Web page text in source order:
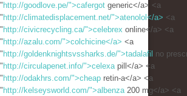
http://goodlove.pe/">cafergot generic</a> <a
http://climatedisplacement.net/">atenolol</a> <a
http://civicrecycling.ca/">celebrex online</a> <a
http://azalu.com/">colchicine</a> <a
http://goldenknightsvssharks.de/">tadalafil no
http://circulapenet.info/">celexapill</a> <a
http://odakhrs.com/">cheap retin-a</a> <a
http://kelseysworld.com/">albenza200 mg</a> <a